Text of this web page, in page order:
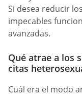
Si desea reducir
impecables
avanzadas.
Qué atrae a los
citas
Cuál era el modo